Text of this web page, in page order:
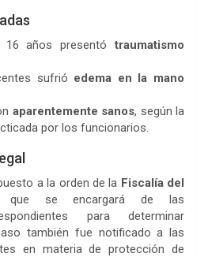
16 años presentótraumatismo
sufrió edema en la mano
aparentemente sanos, según la
por los funcionarios.
a la orden de la Fiscalía del
se encargará de las
para determinar
también fue notificado a las
en materia de protección de